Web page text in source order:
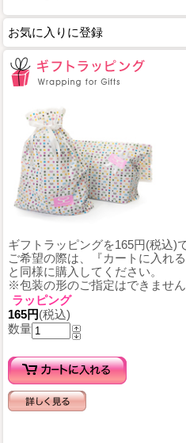
お気に入りに登録
ギフトラッピングを165円(税込)
ご希望の際は、『カートに入れ
と同様に購入してください。
※包装の形のご指定はできません
ラッピング
165円(税込)
数量